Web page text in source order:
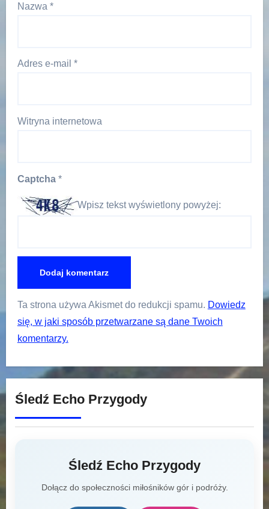
Nazwa *
Adres e-mail *
Witryna internetowa
Captcha *
Wpisz tekst wyświetlony powyżej:
Ta strona używa Akismet do redukcji spamu. Dowiedz
się, w jaki sposób przetwarzane są dane Twoich
komentarzy.
Śledź Echo Przygody
Śledź Echo Przygody
Dołącz do społeczności miłośników gór i podróży.